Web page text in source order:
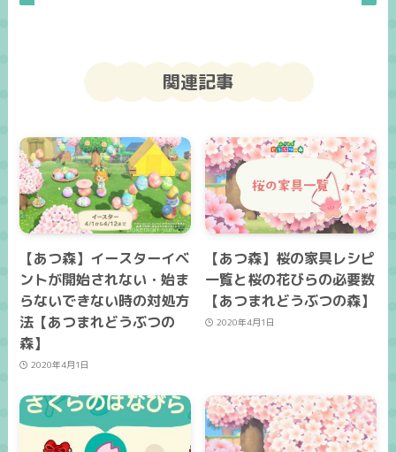
関連記事
【あつ森】イースターイベ
ントが開始されない・始ま
らないできない時の対処方
法【あつまれどうぶつの
森】
2020年4月1日
【あつ森】桜の家具レシピ
一覧と桜の花びらの必要数
【あつまれどうぶつの森】
2020年4月1日